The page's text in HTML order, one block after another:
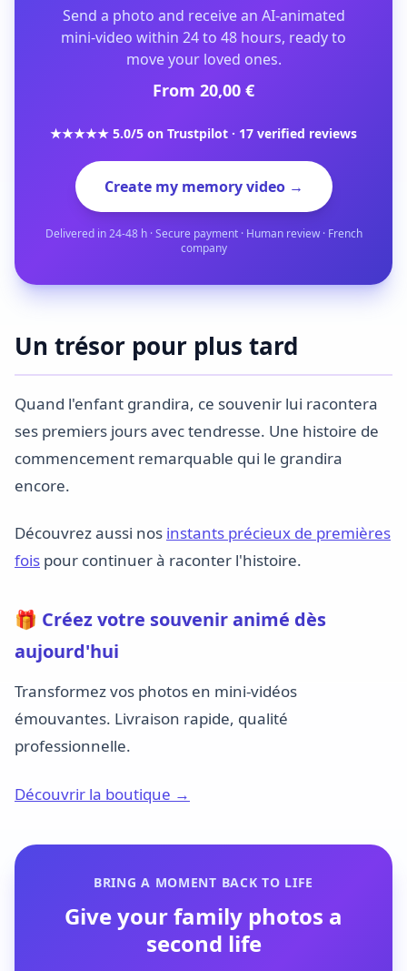
Send a photo and receive an AI-animated
mini-video within 24 to 48 hours, ready to
move your loved ones.
From 20,00 €
★★★★★ 5.0/5 on Trustpilot · 17 verified reviews
Create my memory video →
Delivered in 24-48 h · Secure payment · Human review · French
company
Un trésor pour plus tard
Quand l'enfant grandira, ce souvenir lui racontera
ses premiers jours avec tendresse. Une histoire de
commencement remarquable qui le grandira
encore.
Découvrez aussi nos instants précieux de premières
fois pour continuer à raconter l'histoire.
🎁 Créez votre souvenir animé dès
aujourd'hui
Transformez vos photos en mini-vidéos
émouvantes. Livraison rapide, qualité
professionnelle.
Découvrir la boutique →
BRING A MOMENT BACK TO LIFE
Give your family photos a
second life